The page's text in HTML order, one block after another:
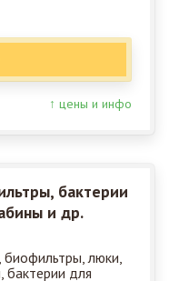
↑ цены и инфо
бактерии
и др.
люки,
для